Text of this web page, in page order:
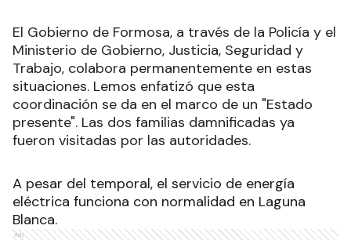
El Gobierno de Formosa, a través de la Policía y el
Ministerio de Gobierno, Justicia, Seguridad y
Trabajo, colabora permanentemente en estas
situaciones. Lemos enfatizó que esta
coordinación se da en el marco de un "Estado
presente". Las dos familias damnificadas ya
fueron visitadas por las autoridades.
A pesar del temporal, el servicio de energía
eléctrica funciona con normalidad en Laguna
Blanca.
Ads